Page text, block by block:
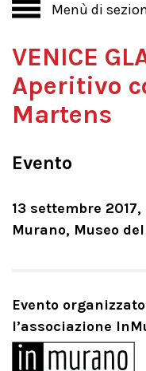
Menù di
VENICE
Aperitivo
Martens
Evento
13 settembre
Murano, Museo
Evento
l’associazione